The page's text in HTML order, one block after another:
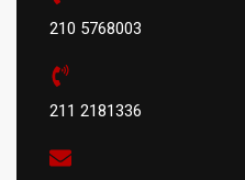
210 5768003
211 2181336